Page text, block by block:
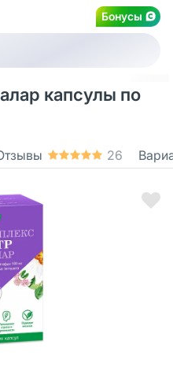
Бонусы
капсулы по
26